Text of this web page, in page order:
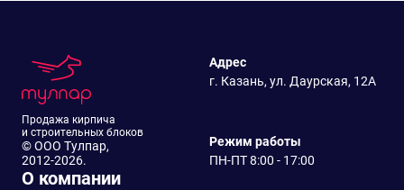
Продажа кирпича
и строительных блоков
© ООО Тулпар,
2012-2026.
Адрес
г. Казань, ул. Даурская, 12А
Режим работы
ПН-ПТ 8:00 - 17:00
О компании